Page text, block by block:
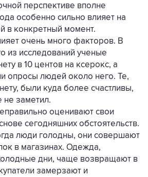
перспективе вполне
особенно сильно влияет на
в конкретный момент.
очень много факторов. В
из исследований ученые
в 10 центов на ксерокс, а
опросы людей около него. Те,
были куда более счастливы,
не заметил.
оценивают свои
сегодняшних обстоятельств.
люди голодны, они совершают
в магазинах. Одежда,
дни, чаще возвращают в
замерзают и